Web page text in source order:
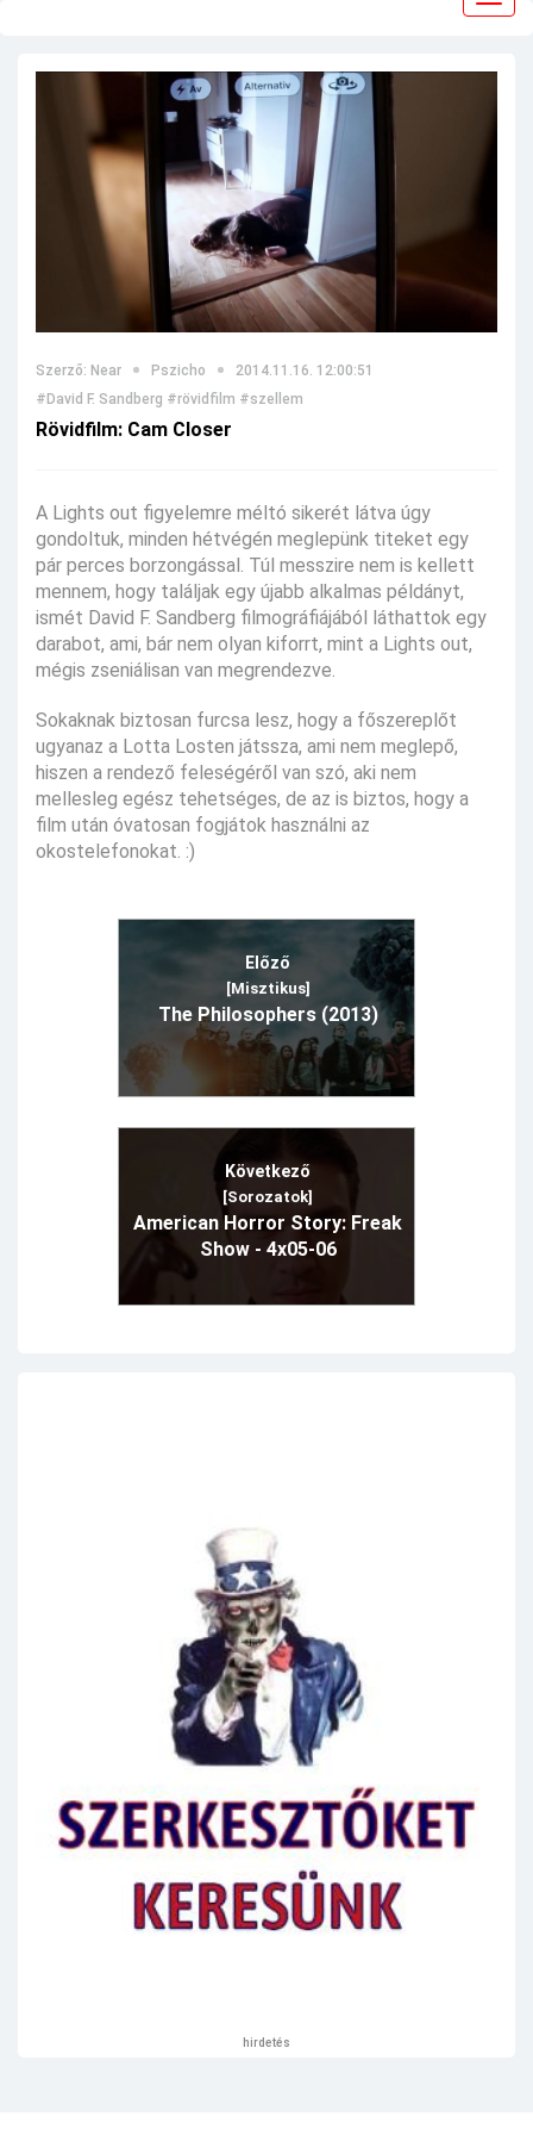
Szerző: Near Pszicho
2014.11.16. 12:00:51
#David F. Sandberg #rövidfilm #szellem
Rövidfilm: Cam Closer
A Lights out figyelemre méltó sikerét látva úgy
gondoltuk, minden hétvégén meglepünk titeket egy
pár perces borzongással. Túl messzire nem is kellett
mennem, hogy találjak egy újabb alkalmas példányt,
ismét David F. Sandberg filmográfiájából láthattok egy
darabot, ami, bár nem olyan kiforrt, mint a Lights out,
mégis zseniálisan van megrendezve.
Sokaknak biztosan furcsa lesz, hogy a főszereplőt
ugyanaz a Lotta Losten játssza, ami nem meglepő,
hiszen a rendező feleségéről van szó, aki nem
mellesleg egész tehetséges, de az is biztos, hogy a
film után óvatosan fogjátok használni az
okostelefonokat. :)
Előző
[Misztikus]
The Philosophers (2013)
Következő
[Sorozatok]
American Horror Story: Freak
Show - 4x05-06
hirdetés